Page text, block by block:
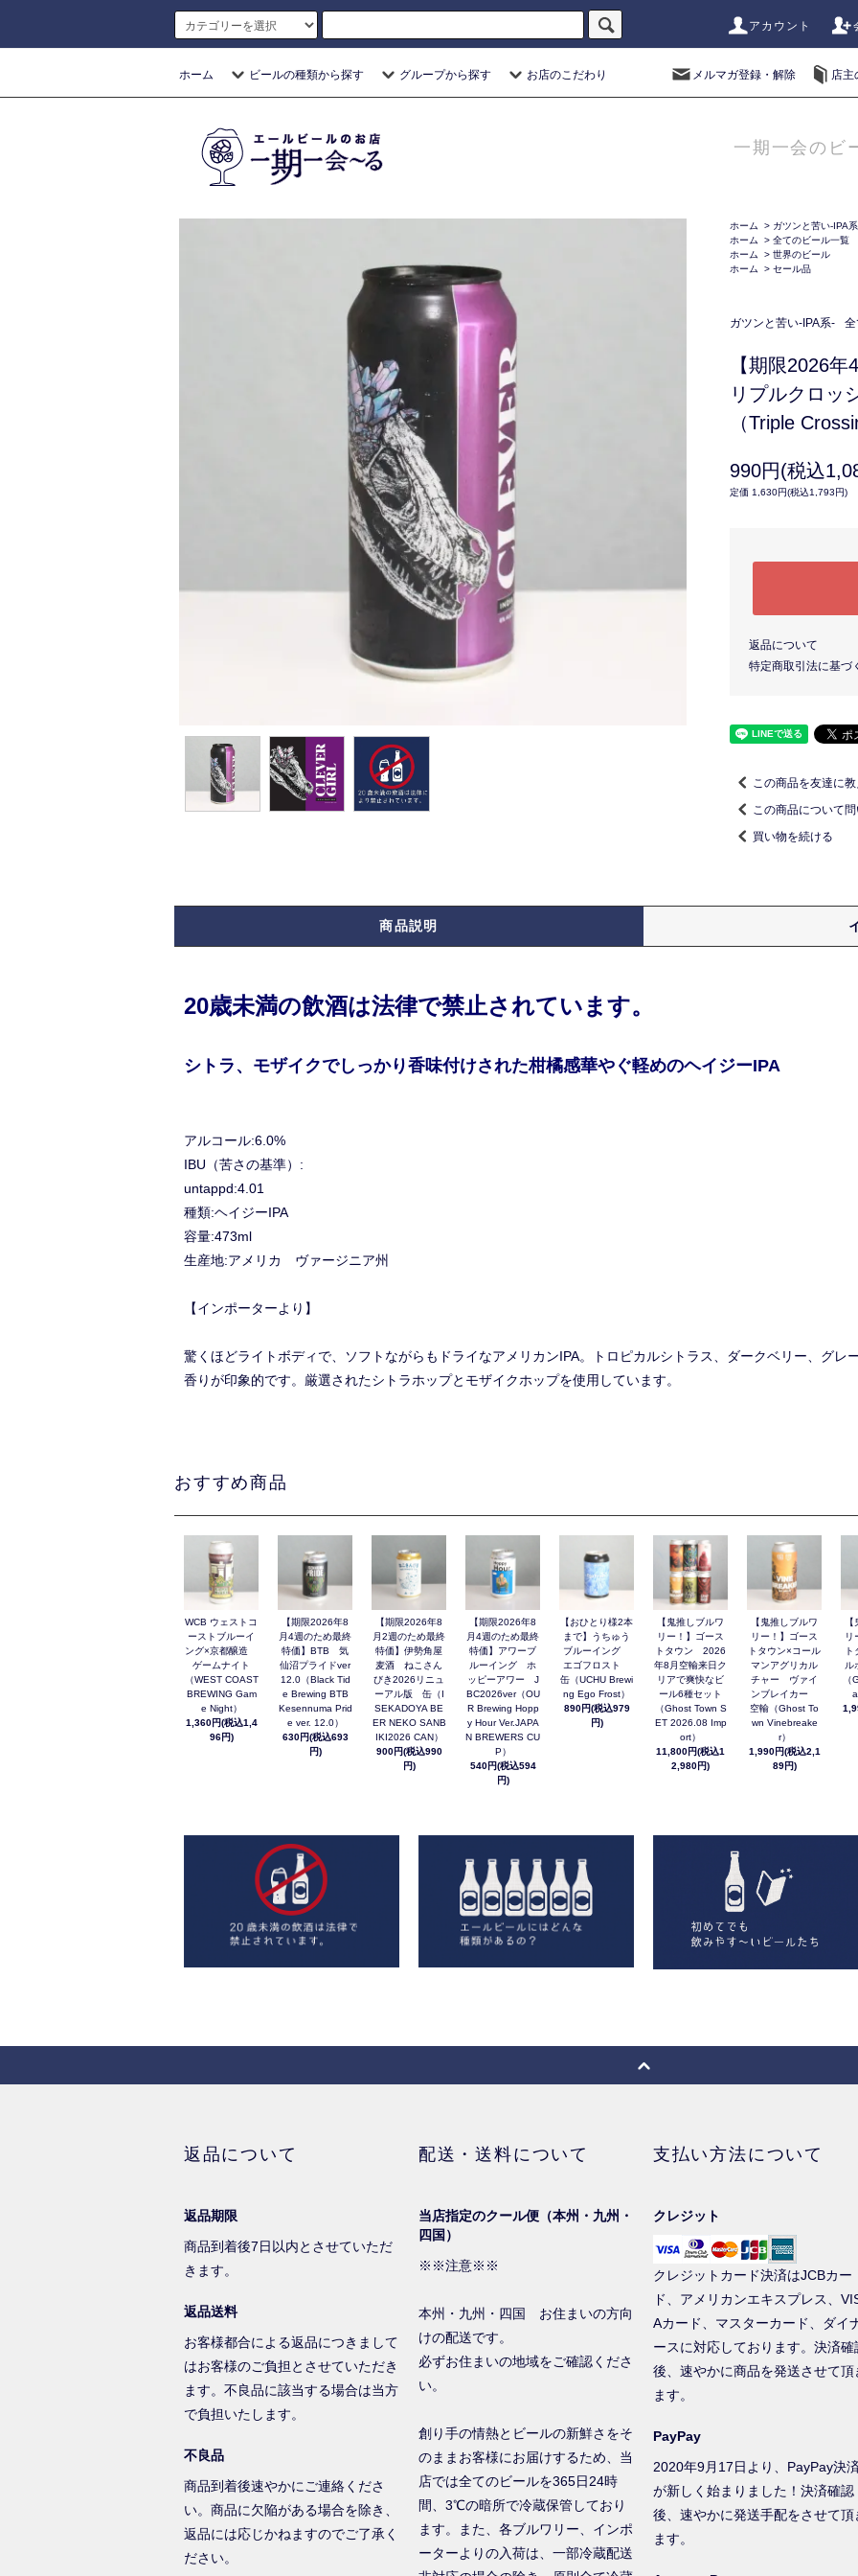
アカウント
ホーム ビールの種類から探す グループから探す お店のこだわり メルマガ登録・解除 店主
一期一会のビ
ホーム > ガツンと苦い-IPA
ホーム
> 全てのビール一覧
ホーム
> 世界のビール
ホーム
> セール品
ガツンと苦い-IPA系-
【期限2026
リプルクロ
（Triple
990円(税込
定価 1,630円(税込1,793円)
返品について
特定商取引法に基づ
この商品を友達に
この商品について
買い物を続ける
商品説明
20歳未満の飲酒は法律で禁止されています。
シトラ、モザイクでしっかり香味付けされた柑橘感華やぐ軽めのヘイジーIPA
アルコール:6.0%
IBU（苦さの基準）:
untappd:4.01
種類:ヘイジーIPA
容量:473ml
生産地:アメリカ ヴァージニア州
【インポーターより】
驚くほどライトボディで、ソフトながらもドライなアメリカンIPA。トロピカルシトラス、ダークベリー、グレ
香りが印象的です。厳選されたシトラホップとモザイクホップを使用しています。
おすすめ商品
WCB ウェストコ
ーストブルーイ
ング×京都醸造
ゲームナイト
（WEST COAST
BREWING Gam
e Night）
1,360円(税込1,4
96円)
【期限2026年8
月4週のため最終
特価】BTB 気
仙沼プライドver
12.0（Black Tid
e Brewing BTB
Kesennuma Prid
e ver. 12.0）
630円(税込693
円)
【期限2026年8
月2週のため最終
特価】伊勢角屋
麦酒 ねこさん
びき2026リニュ
ーアル版 缶（I
SEKADOYA BE
ER NEKO SANB
IKI2026 CAN）
900円(税込990
円)
【期限2026年8
月4週のため最終
特価】アワーブ
ルーイング ホ
ッピーアワー J
BC2026ver（OU
R Brewing Hopp
y Hour Ver.JAPA
N BREWERS CU
P）
540円(税込594
円)
【おひとり様2本
まで】うちゅう
ブルーイング
エゴフロスト
缶（UCHU Brewi
ng Ego Frost）
890円(税込979
円)
【鬼推しブルワ
リー！】ゴース
トタウン 2026
年8月空輸来日ク
リアで爽快なビ
ール6種セット
（Ghost Town S
ET 2026.08 Imp
ort）
11,800円(税込1
2,980円)
【鬼推しブルワ
リー！】ゴース
トタウン×コール
マンアグリカル
チャー ヴァイ
ンブレイカー
空輸（Ghost To
wn Vinebreake
r）
1,990円(税込2,1
89円)
リ
ル
（
返品について
返品期限
商品到着後7日以内とさせていただ
きます。
返品送料
お客様都合による返品につきまして
はお客様のご負担とさせていただき
ます。不良品に該当する場合は当方
で負担いたします。
不良品
商品到着後速やかにご連絡くださ
い。商品に欠陥がある場合を除き、
返品には応じかねますのでご了承く
ださい。
配送・送料について
当店指定のクール便（本州・九州・
四国）
※※注意※※
本州・九州・四国 お住まいの方向
けの配送です。
必ずお住まいの地域をご確認くださ
い。
創り手の情熱とビールの新鮮さをそ
のままお客様にお届けするため、当
店では全てのビールを365日24時
間、3℃の暗所で冷蔵保管しており
ます。また、各ブルワリー、インポ
ーターよりの入荷は、一部冷蔵配送
支払い方法について
クレジット
クレジットカード決済はJCBカー
ド、アメリカンエキスプレス、
Aカード、マスターカード、ダイ
ースに対応しております。決済確
後、速やかに商品を発送させて頂
ます。
PayPay
2020年9月17日より、PayPay決
が新しく始まりました！決済確認
後、速やかに発送手配をさせて頂
ます。